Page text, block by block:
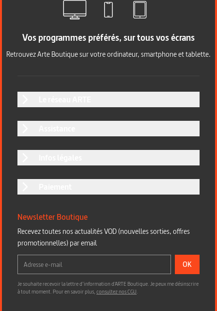
Vos programmes préférés, sur tous vos écrans
Retrouvez Arte Boutique sur votre ordinateur, smartphone et tablette.
Newsletter Boutique
Recevez toutes nos actualités VOD (nouvelles sorties, offres
promotionnelles) par email
OK
Je souhaite recevoir la lettre d’information d'ARTE Boutique. Je peux me désinscrire
à tout moment. Pour en savoir plus,consultez nos CGU.